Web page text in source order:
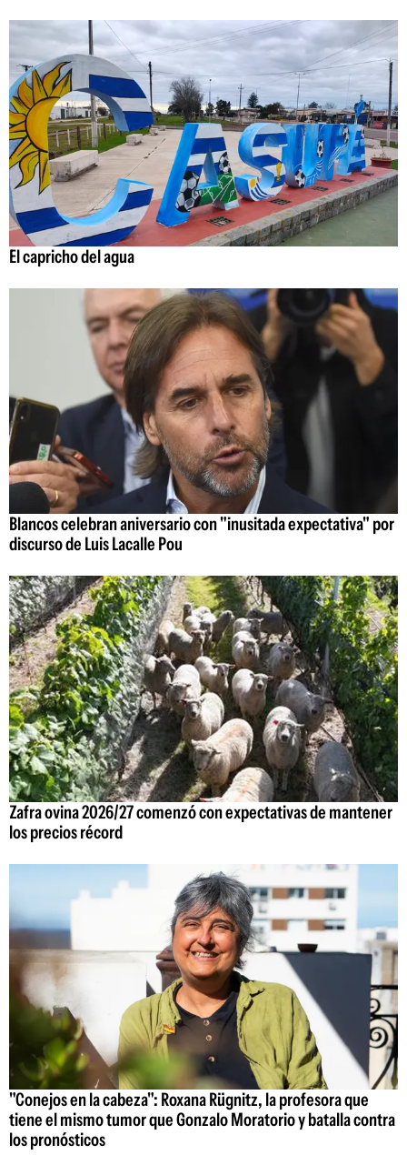
El capricho del agua
Blancos celebran aniversario con "inusitada expectativa" por
discurso de Luis Lacalle Pou
Zafra ovina 2026/27 comenzó con expectativas de mantener
los precios récord
"Conejos en la cabeza": Roxana Rügnitz, la profesora que
tiene el mismo tumor que Gonzalo Moratorio y batalla contra
los pronósticos